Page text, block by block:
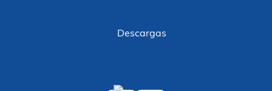
Descargas